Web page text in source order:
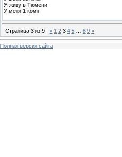
Я живу в Тюмени
У меня 1 комп
Страница 3 из 9 « 1 2 3 4 5 8 9 »
Полная версия сайта